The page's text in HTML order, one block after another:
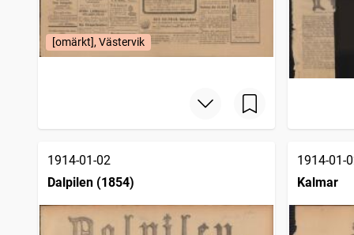
[omärkt], Västervik
1914-01-02
Dalpilen (1854)
1914-01-
Kalmar